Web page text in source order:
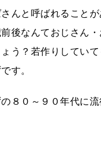
んと呼ばれること
後なんておじさん
う？若作りしてい
す。
８０～９０年代に流